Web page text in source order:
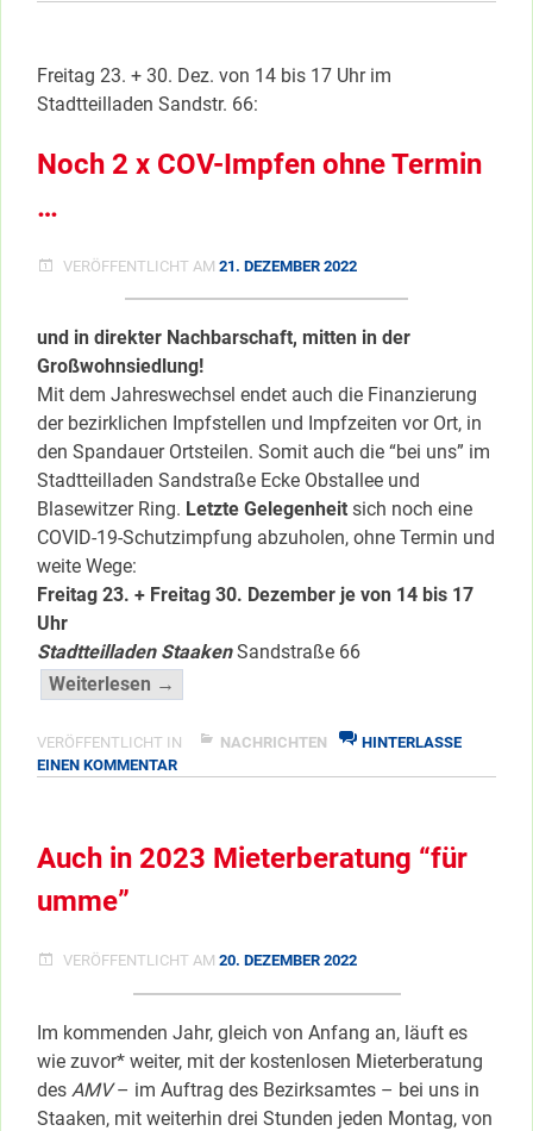
KIEZ
Freitag 23. + 30. Dez. von 14 bis 17 Uhr im
Stadtteilladen Sandstr. 66:
Noch 2 x COV-Impfen ohne Termin
…
VERÖFFENTLICHT AM 21. DEZEMBER 2022
und in direkter Nachbarschaft, mitten in der
Großwohnsiedlung!
Mit dem Jahreswechsel endet auch die Finanzierung
der bezirklichen Impfstellen und Impfzeiten vor Ort, in
den Spandauer Ortsteilen. Somit auch die “bei uns” im
Stadtteilladen Sandstraße Ecke Obstallee und
Blasewitzer Ring. Letzte Gelegenheit sich noch eine
COVID-19-Schutzimpfung abzuholen, ohne Termin und
weite Wege:
Freitag 23. + Freitag 30. Dezember je von 14 bis 17
Uhr
Stadtteilladen StaakenSandstraße 66
Weiterlesen →
x
COV-
Termin
VERÖFFENTLICHT IN NACHRICHTEN
HINTERLASSE
EINEN KOMMENTARZU
COV-
Auch in 2023 Mieterberatung “für
umme”
VERÖFFENTLICHT AM 20. DEZEMBER 2022
Im kommenden Jahr, gleich von Anfang an, läuft es
wie zuvor* weiter, mit der kostenlosen Mieterberatung
des AMV– im Auftrag des Bezirksamtes – bei uns in
Staaken, mit weiterhin drei Stunden jeden Montag, von